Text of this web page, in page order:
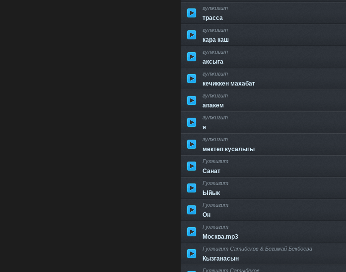
гулжигит
трасса
гулжигит
кара каш
гулжигит
аксыга
гулжигит
кечиккен махабат
гулжигит
апакем
гулжигит
я
гулжигит
мектеп кусалыгы
Гулжигит
Санат
Гулжигит
Ыйык
Гулжигит
Он
Гулжигит
Москва.mp3
Гулжигит Сатибеков & Бегимай Бекбоева
Кызганасын
Гулжигит Сатыбеков